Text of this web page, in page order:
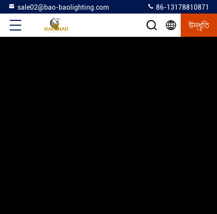
sale02@bao-baolighting.com 86-13178810871
উদ্ধৃতি